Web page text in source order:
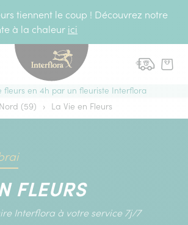
tiennent le coup ! Découvrez notre
à la chaleur ici
fleurs en 4h par un fleuriste Interflora
Nord (59) › La Vie en Fleurs
FLEURS
Interflora à votre service 7j/7